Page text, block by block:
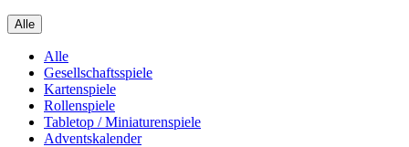
Alle
Alle
Gesellschaftsspiele
Kartenspiele
Rollenspiele
Tabletop / Miniaturenspiele
Adventskalender